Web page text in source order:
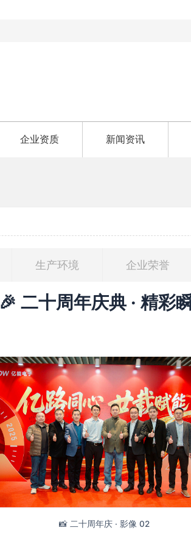
企业资质 新闻资讯
生产环境 企业荣誉
🎉 二十周年庆典 · 精彩
📸 二十周年庆 · 影像 02